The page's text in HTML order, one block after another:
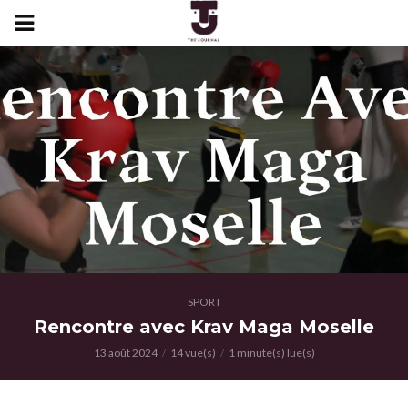
SPORT
Rencontre avec Krav Maga Moselle
13 août 2024 14 vue(s) 1 minute(s) lue(s)